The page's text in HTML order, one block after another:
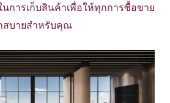
การเก็บสินค้าเพื่อให้ทุกการซื้อขาย
สบายสำหรับคุณ